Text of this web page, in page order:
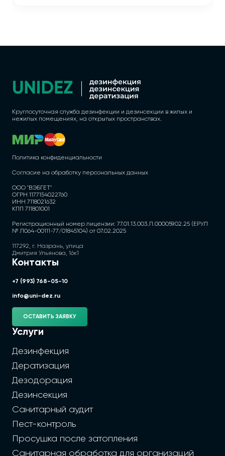
Круглосуточная служба дезинфекции и дезинсекции в жилых и
нежилых помещениях, на открытых пространствах.
Политика конфиденциальности
Согласие на обработку персональных данных
ООО "ВЭБГЕТ"
ОГРН 1177154022760
ИНН 7118021632
КПП 711801001
Регистрационный номер лицензии: 77.01.13.003.Л.000059.02.25 (ЕРУЛ
№ Л064-00111-77/01845104) от 07.02.2025
117292, г. Назрань, улица
Дмитрия Ульянова, 16к1
Контакты
+7 (993) 768-05-10
info@uni-dez.ru
ОСТАВИТЬ ЗАЯВКУ
Услуги
Дезинфекция
Дератизация
Дезодорация
Дезинсекция
Санитарный аудит
Пест-контроль
Просушка после затопления
Санитарная обработка для организаций